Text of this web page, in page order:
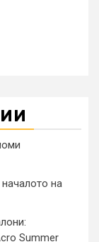
на
Summer